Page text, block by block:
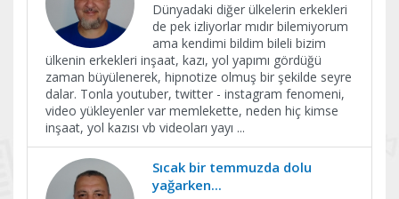
Dünyadaki diğer ülkelerin erkekleri
de pek izliyorlar mıdır bilemiyorum
ama kendimi bildim bileli bizim
ülkenin erkekleri inşaat, kazı, yol yapımı gördüğü
zaman büyülenerek, hipnotize olmuş bir şekilde seyre
dalar. Tonla youtuber, twitter - instagram fenomeni,
video yükleyenler var memlekette, neden hiç kimse
inşaat, yol kazısı vb videoları yayı ...
Sıcak bir temmuzda dolu
yağarken...